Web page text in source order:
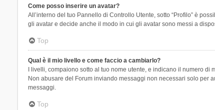
Come posso inserire un avatar?
All’interno del tuo Pannello di Controllo Utente, sotto “Profilo” è
gli avatar e decide anche il modo in cui gli avatar sono messi a
Top
Qual è il mio livello e come faccio a cambiarlo?
I livelli, compaiono sotto al tuo nome utente, e indicano il numero
Non abusare del Forum inviando messaggi non necessari solo per
messaggi.
Top